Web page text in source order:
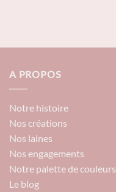
A PROPOS
Notre histoire
Nos créations
Nos laines
Nos engagements
Notre palette de couleurs
Le blog